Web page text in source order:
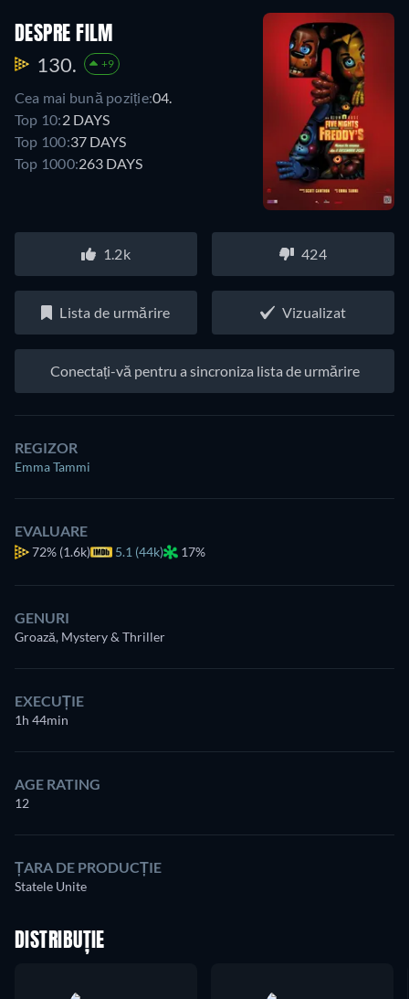
DESPRE FILM
130. +9
Cea mai bună poziție:04.
Top 10:2 DAYS
Top 100:37 DAYS
Top 1000:263 DAYS
1.2k 424
Lista de urmărire Vizualizat
Conectați-vă pentru a sincroniza lista de urmărire
REGIZOR
Emma Tammi
EVALUARE
72% (1.6k) 5.1 (44k) 17%
GENURI
Groază, Mystery & Thriller
EXECUȚIE
1h 44min
AGE RATING
12
ȚARA DE PRODUCȚIE
Statele Unite
DISTRIBUȚIE